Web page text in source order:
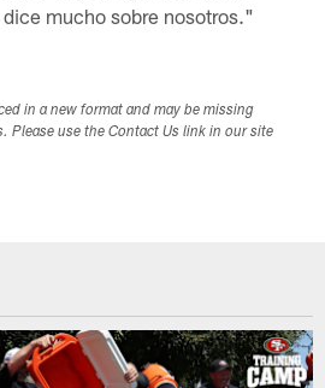
mucho sobre nosotros."
in a new format and may be missing
Please use the Contact Us link in our site